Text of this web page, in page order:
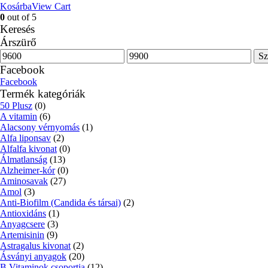
KosárbaView Cart
0 out of 5
Keresés
Árszürő
Min
ár
Max
ár
Facebook
Facebook
Termék kategóriák
50 Plusz (0)
A vitamin (6)
Alacsony vérnyomás (1)
Alfa liponsav (2)
Alfalfa kivonat (0)
Álmatlanság (13)
Alzheimer-kór (0)
Aminosavak (27)
Amol (3)
Anti-Biofilm (Candida és társai) (2)
Antioxidáns (1)
Anyagcsere (3)
Artemisinin (9)
Astragalus kivonat (2)
Ásványi anyagok (20)